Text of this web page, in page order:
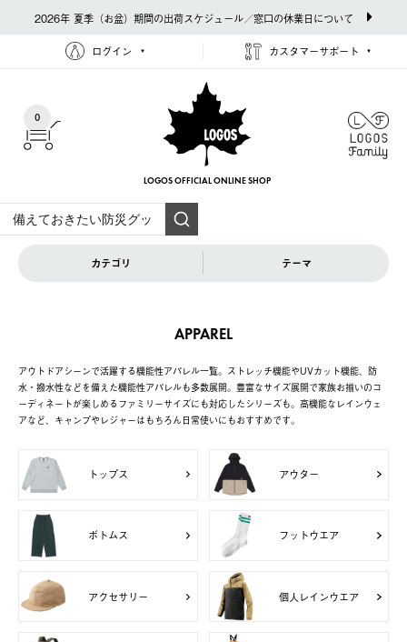
2026年 夏季（お盆）期間の出荷スケジュール／窓口の休業日について
ログイン カスタマーサポート
0
LOGOS OFFICIAL ONLINE SHOP
カテゴリ テーマ
APPAREL
アウトドアシーンで活躍する機能性アパレル一覧。ストレッチ機能やUVカット機能、防
水・撥水性などを備えた機能性アパレルも多数展開。豊富なサイズ展開で家族お揃いのコ
ーディネートが楽しめるファミリーサイズにも対応したシリーズも。高機能なレインウェ
アなど、キャンプやレジャーはもちろん日常使いにもおすすめです。
トップス アウター
ボトムス フットウエア
アクセサリー 個人レインウエア